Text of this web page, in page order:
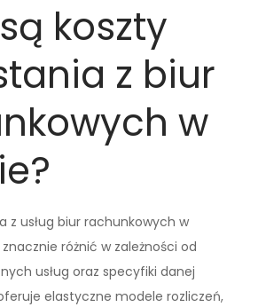
koszty
z biur
w
z usług biur rachunkowych w
różnić w zależności od
usług oraz specyfiki danej
elastyczne modele rozliczeń,